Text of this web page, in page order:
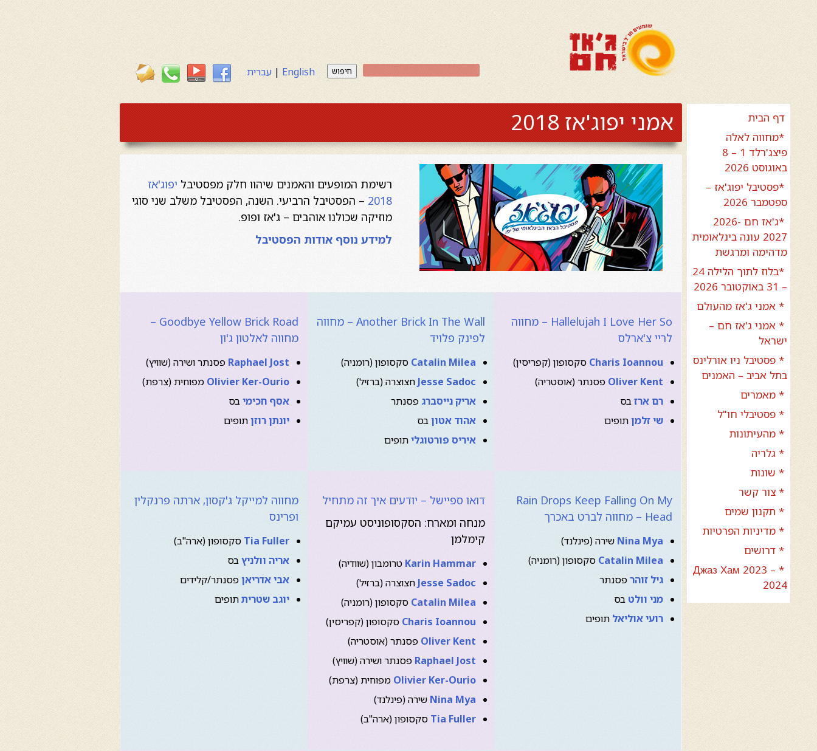
English
|עברית חיפוש
דף הבית
*מחווה לאלה
פיצג'רלד 1 – 8
באוגוסט 2026
*פסטיבל יפוג'אז –
ספטמבר 2026
*ג'אז חם 2026-
2027 עונה בינלאומית
מדהימה ומרגשת
*בלוז לתוך הלילה 24
– 31 באוקטובר 2026
* אמני ג'אז מהעולם
* אמני ג'אז חם –
ישראל
* פסטיבל ניו אורלינס
בתל אביב – האמנים
* מאמרים
* פסטיבלי חו"ל
* מהעיתונות
* גלריה
* שונות
* צור קשר
* תקנון שמים
* מדיניות הפרטיות
* דרושים
* Джаз Хам 2023 –
2024
אמני יפוג'אז 2018
רשימת המופעים והאמנים שיהוו חלק מפסטיבל יפוג'אז
2018 – הפסטיבל הרביעי. השנה, הפסטיבל משלב שני סוגי
מוזיקה שכולנו אוהבים – ג'אז ופופ.
למידע נוסף אודות הפסטיבל
Hallelujah I Love Her So – מחווה
לריי צ'ארלס
Charis Ioannou סקסופון (קפריסין)
Oliver Kent פסנתר (אוסטריה)
רם ארזבס
שי זלמןתופים
Another Brick In The Wall – מחווה
לפינק פלויד
Catalin Milea סקסופון (רומניה)
Jesse Sadoc חצוצרה (ברזיל)
אריק נייסברג פסנתר
אהוד אטוןבס
איריס פורטוגליתופים
Goodbye Yellow Brick Road –
מחווה לאלטון ג'ון
Raphael Jost פסנתר ושירה (שוויץ)
Olivier Ker-Ourio מפוחית (צרפת)
אסף חכימיבס
יונתן רוזןתופים
Rain Drops Keep Falling On My
Head – מחווה לברט באכרך
Nina Mya שירה (פינלנד)
Catalin Milea סקסופון (רומניה)
גיל זוהרפסנתר
מני וולט בס
רועי אוליאל תופים
דואו ספיישל – יודעים איך זה מתחיל
מנחה ומארח: הסקסופוניסט עמיקם
קימלמן
Karin Hammar טרומבון (שוודיה)
Jesse Sadoc חצוצרה (ברזיל)
Catalin Milea סקסופון (רומניה)
Charis Ioannou סקסופון (קפריסין)
Oliver Kent פסנתר (אוסטריה)
Raphael Jost פסנתר ושירה (שוויץ)
Olivier Ker-Ourio מפוחית (צרפת)
Nina Mya שירה (פינלנד)
Tia Fuller סקסופון (ארה"ב)
מחווה למייקל ג'קסון, ארתה פרנקלין
ופרינס
Tia Fuller סקסופון (ארה"ב)
אריה וולניץבס
אבי אדריאןפסנתר/קלידים
יוגב שטריתתופים